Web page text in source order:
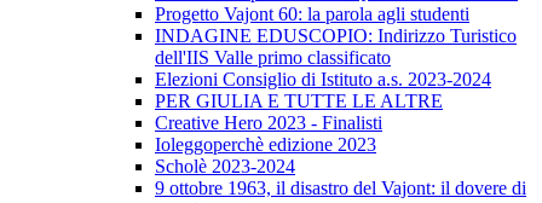
Progetto Vajont 60: la parola agli studenti
INDAGINE EDUSCOPIO: Indirizzo Turistico
dell'IIS Valle primo classificato
Elezioni Consiglio di Istituto a.s. 2023-2024
PER GIULIA E TUTTE LE ALTRE
Creative Hero 2023 - Finalisti
Ioleggoperchè edizione 2023
Scholè 2023-2024
9 ottobre 1963, il disastro del Vajont: il dovere di